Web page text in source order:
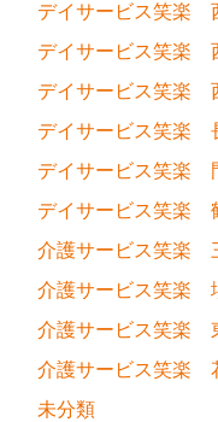
デイサービス笑楽
デイサービス笑楽
デイサービス笑楽
デイサービス笑楽
デイサービス笑楽
デイサービス笑楽
介護サービス笑楽
介護サービス笑楽
介護サービス笑楽
介護サービス笑楽
未分類